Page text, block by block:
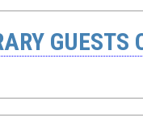
GUESTS